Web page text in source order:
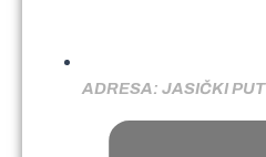
ADRESA: JASIČKI